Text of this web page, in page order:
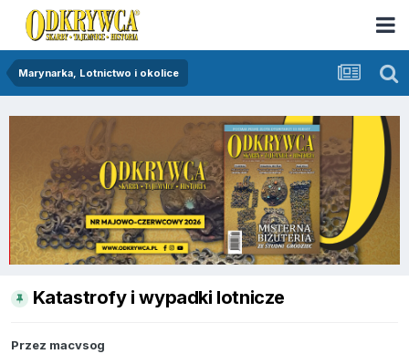
Marynarka, Lotnictwo i okolice
Katastrofy i wypadki lotnicze
Przez macvsog